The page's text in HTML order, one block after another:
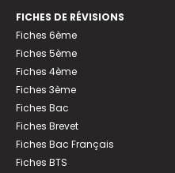
FICHES DE RÉVISIONS
Fiches 6ème
Fiches 5ème
Fiches 4ème
Fiches 3ème
Fiches Bac
Fiches Brevet
Fiches Bac Français
Fiches BTS